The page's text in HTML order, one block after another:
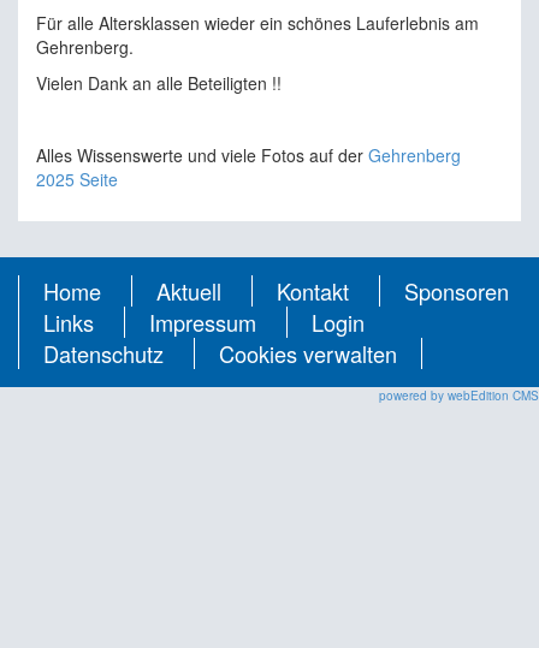
Für alle Altersklassen wieder ein schönes Lauferlebnis am
Gehrenberg.
Vielen Dank an alle Beteiligten !!
Alles Wissenswerte und viele Fotos auf der Gehrenberg
2025 Seite
Home Aktuell Kontakt
Sponsoren
Links
Impressum
Login
Datenschutz
Cookies verwalten
powered by webEdition CMS